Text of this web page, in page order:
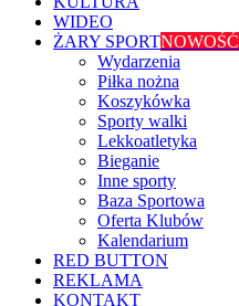
WIDEO
ŻARY SPORTNOWOŚĆ
Wydarzenia
Piłka nożna
Koszykówka
Sporty walki
Lekkoatletyka
Bieganie
Inne sporty
Baza Sportowa
Oferta Klubów
Kalendarium
RED BUTTON
REKLAMA
KONTAKT